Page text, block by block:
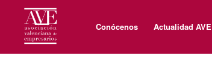
Conócenos Actualidad AVE